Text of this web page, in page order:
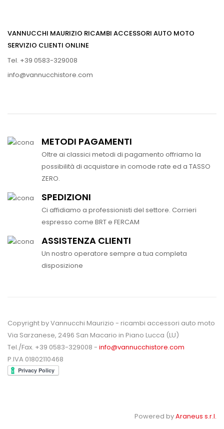
VANNUCCHI MAURIZIO RICAMBI ACCESSORI AUTO MOTO
SERVIZIO CLIENTI ONLINE
Tel. +39 0583-329008
info@vannucchistore.com
METODI PAGAMENTI
Oltre ai classici metodi di pagamento offriamo la
possibilità di acquistare in comode rate ed a TASSO
ZERO.
SPEDIZIONI
Ci affidiamo a professionisti del settore. Corrieri
espresso come BRT e FERCAM
ASSISTENZA CLIENTI
Un nostro operatore sempre a tua completa
disposizione
Copyright by Vannucchi Maurizio - ricambi accessori auto moto
Via Sarzanese, 2496 San Macario in Piano Lucca (LU)
Tel./Fax. +39 0583-329008 - info@vannucchistore.com
P.IVA 01802110468
Powered byAraneus s.r.l.